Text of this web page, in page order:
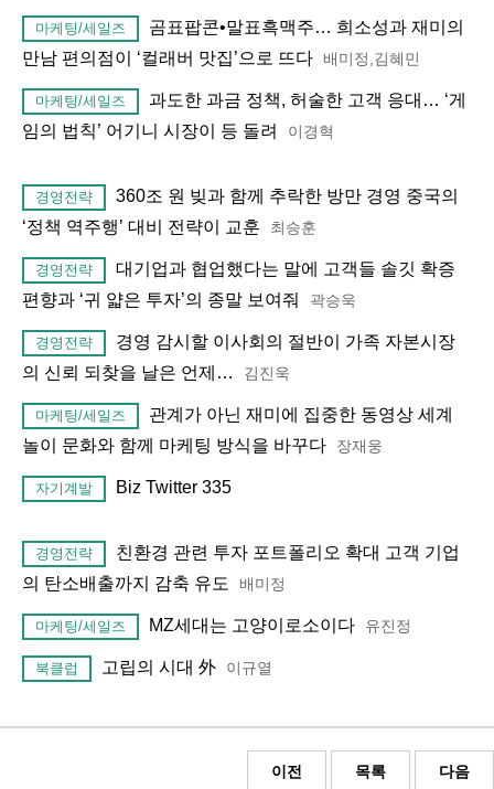
마케팅/세일즈
곰표팝콘•말표흑맥주… 희소성과 재미의
만남 편의점이 ‘컬래버 맛집’으로 뜨다 배미정,김혜민
마케팅/세일즈
과도한 과금 정책, 허술한 고객 응대… ‘게
임의 법칙’ 어기니 시장이 등 돌려
이경혁
경영전략
360조 원 빚과 함께 추락한 방만 경영 중국의
‘정책 역주행’ 대비 전략이 교훈
최승훈
경영전략
대기업과 협업했다는 말에 고객들 솔깃 확증
편향과 ‘귀 얇은 투자’의 종말 보여줘
곽승욱
경영전략
경영 감시할 이사회의 절반이 가족 자본시장
의 신뢰 되찾을 날은 언제…
김진욱
마케팅/세일즈
관계가 아닌 재미에 집중한 동영상 세계
놀이 문화와 함께 마케팅 방식을 바꾸다
장재웅
자기계발 Biz Twitter 335
경영전략
친환경 관련 투자 포트폴리오 확대 고객 기업
의 탄소배출까지 감축 유도
배미정
마케팅/세일즈 MZ세대는 고양이로소이다 유진정
북클럽 고립의 시대 外 이규열
이전 목록 다음